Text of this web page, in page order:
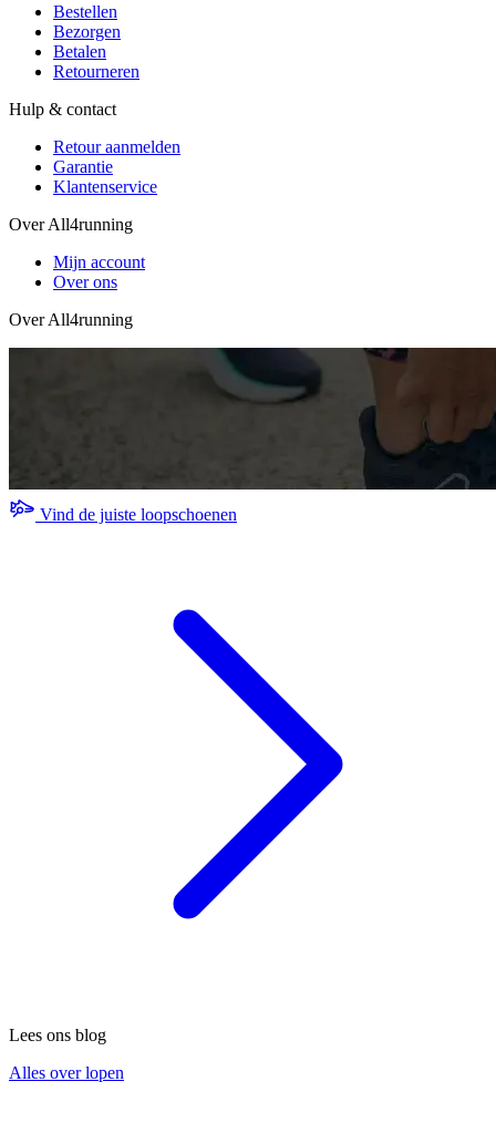
Bestellen
Bezorgen
Betalen
Retourneren
Hulp & contact
Retour aanmelden
Garantie
Klantenservice
Over All4running
Mijn account
Over ons
Over All4running
Vind de juiste loopschoenen
Lees ons blog
Alles over lopen